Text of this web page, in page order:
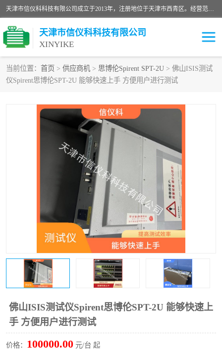
天津市信仪科科技有限公司成立于2013年，注册地位于天津市西青区。经营范围包括计算机软件、电子产品、仪器技术开发、技术转让、技术咨询、技术服务、网络工程、电子监控工程安装等；主要产品有：网络流量测试仪、Ixia XM2、XM12、XGS2、XGS12、400T、1600T、X16网络协议分析仪，Agilent N2X 等等各种型号，欢迎来电咨询。
天津市信仪科科技有限公司
XINYIKE
当前位置： 首页 > 供应商机 > 思博伦Spirent SPT-2U > 佛山ISIS测试
仪Spirent思博伦SPT-2U 能够快速上手 方便用户进行测试
佛山ISIS测试仪Spirent思博伦SPT-2U 能够快速上
手 方便用户进行测试
价格： 100000.00 元/台 起
思博伦Spirent C50 思博伦Spirent C1
思博伦Spirent C100 思博伦Spirent N4U
思博伦Spirent N11U 思博伦Spirent SPT-2U
思博伦SPT-2000A-HS
思博伦Spirent SPT-3U 思博伦TestCenter
发包仪IXIA XGS2 思博伦Spirent SPT-9000A